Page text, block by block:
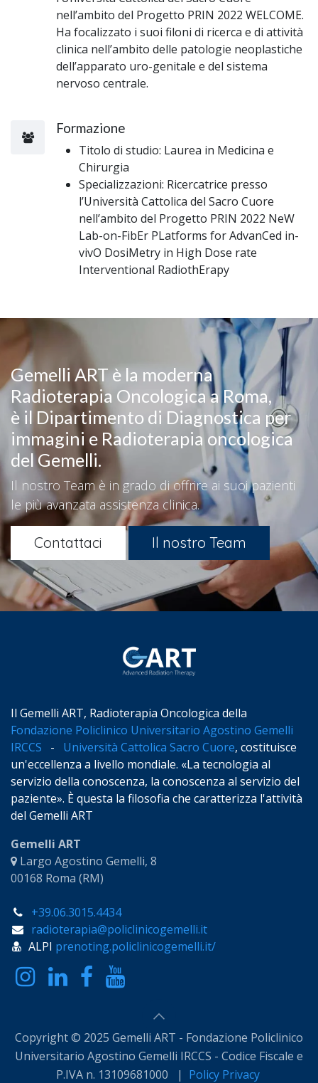
nell’ambito del Progetto PRIN 2022 WELCOME.
Ha focalizzato i suoi filoni di ricerca e di attività
clinica nell’ambito delle patologie neoplastiche
dell’apparato uro-genitale e del sistema
nervoso centrale.
Formazione
Titolo di studio: Laurea in Medicina e
Chirurgia
Specializzazioni: Ricercatrice presso
l’Università Cattolica del Sacro Cuore
nell’ambito del Progetto PRIN 2022 NeW
Lab-on-FibEr PLatforms for AdvanCed in-
vivO DosiMetry in High Dose rate
Interventional RadiothErapy
Gemelli ART è la moderna
Radioterapia Oncologica a Roma,
è il Dipartimento di Diagnostica per
immagini e Radioterapia oncologica
del Gemelli.
Il nostro Team è in grado di offrire ai suoi pazienti
le più avanzata assistenza clinica.
Contattaci Il nostro Team
Il Gemelli ART, Radioterapia Oncologica della
Fondazione Policlinico Universitario Agostino Gemelli
IRCCS - Università Cattolica Sacro Cuore, costituisce
un'eccellenza a livello mondiale. «La tecnologia al
servizio della conoscenza, la conoscenza al servizio del
paziente». È questa la filosofia che caratterizza l'attività
del Gemelli ART
Gemelli ART
Largo Agostino Gemelli, 8
00168 Roma (RM)
+39.06.3015.4434
radioterapia@policlinicogemelli.it
ALPI prenoting.policlinicogemelli.it/
Copyright © 2025 Gemelli ART - Fondazione Policlinico
Universitario Agostino Gemelli IRCCS - Codice Fiscale e
P.IVA n. 13109681000 | Policy Privacy